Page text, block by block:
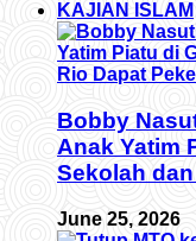
KAJIAN ISLAM
Bobby
Anak Yatim
Sekolah
June 25, 2026